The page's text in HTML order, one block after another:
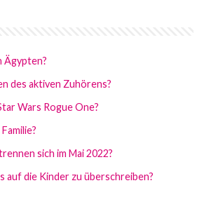
Ägypten?
des aktiven Zuhörens?
Wars Rogue One?
sich im Mai 2022?
auf die Kinder zu überschreiben?